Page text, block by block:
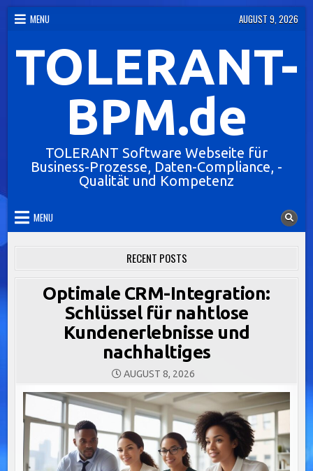
Skip
content
MENU AUGUST 9, 2026
TOLERANT-
BPM.de
TOLERANT Software Webseite für
Business-Prozesse, Daten-Compliance, -
Qualität und Kompetenz
MENU
RECENT POSTS
Optimale CRM-Integration:
Schlüssel für nahtlose
Kundenerlebnisse und
nachhaltiges
AUGUST 8, 2026